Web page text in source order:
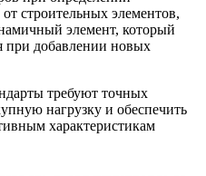
строительных элементов,
элемент, который
при добавлении новых
требуют точных
нагрузку и обеспечить
характеристикам